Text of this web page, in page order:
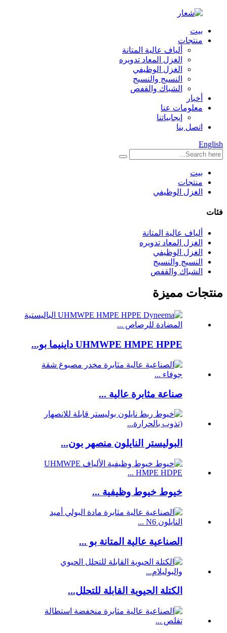
بيت
منتجات
ألياف عالية المتانة
الغزل المعاد تدويره
الغزل الوظيفي
النسيج والنسيج
الشباك والقفص
أخبار
معلومات عنا
إيجابياتنا
اتصل بنا
English
بيت
منتجات
الغزل الوظيفي
فئات
ألياف عالية المتانة
الغزل المعاد تدويره
الغزل الوظيفي
النسيج والنسيج
الشباك والقفص
منتجات مميزة
UHMWPE HMPE HPPE داينيما بو...
صناعة مثابرة عالية ...
البوليستر النايلون منصهر بون...
خيوط خيوط وظيفية ...
الصناعية عالية المتانة بو ...
الكتلة الحيوية القابلة للتحلل...